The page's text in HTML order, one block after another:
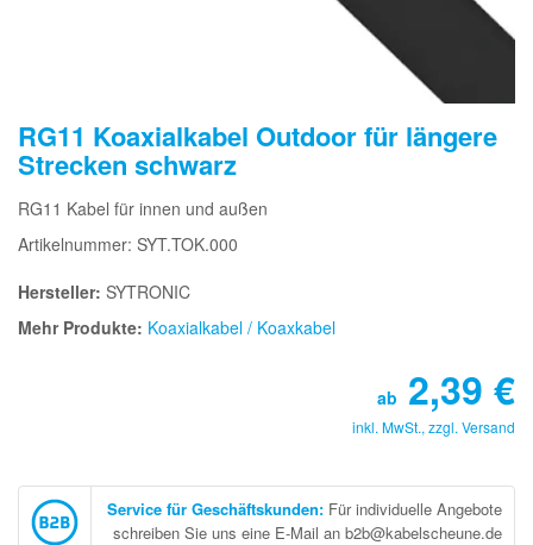
RG11 Koaxialkabel Outdoor für längere
Strecken schwarz
RG11 Kabel für innen und außen
Artikelnummer: SYT.TOK.000
Hersteller: SYTRONIC
Mehr Produkte: Koaxialkabel / Koaxkabel
ab 2,39 €
inkl. MwSt., zzgl. Versand
Service für Geschäftskunden: Für individuelle Angebote
schreiben Sie uns eine E-Mail an b2b@kabelscheune.de